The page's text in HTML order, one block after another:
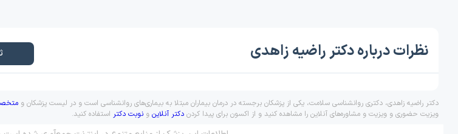
نظرات درباره دکتر راضیه زاهدی
دکتر راضیه زاهدی، دکتری روانشناسی سلامت، یکی از پزشکان برجسته در درمان بیماران مبتلا به بیماری‌های روانشناسی است و در لیست پزشکان و
ویزیت حضوری و ویزیت و مشاوره‌های آنلاین را مشاهده کنید و از اکسون برای پیدا کردن دکتر آنلاین و نوبت دکتر استفاده کنید.